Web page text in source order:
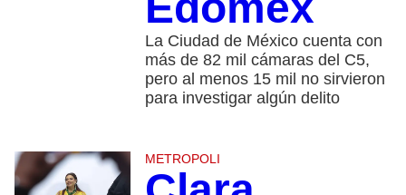
La Ciudad de México cuenta con
más de 82 mil cámaras del C5,
pero al menos 15 mil no sirvieron
para investigar algún delito
METROPOLI